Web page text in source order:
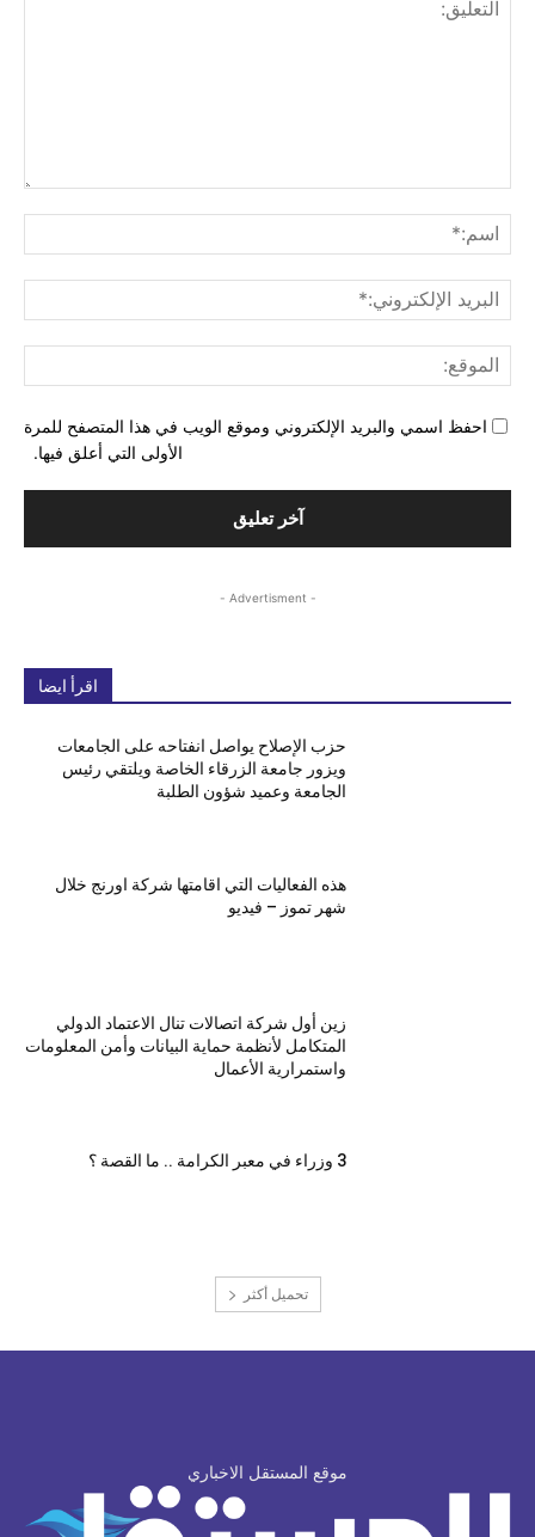
احفظ اسمي والبريد الإلكتروني وموقع الويب في هذا المتصفح للمرة
الأولى التي أعلق فيها.
- Advertisment -
اقرأ ايضا
حزب الإصلاح يواصل انفتاحه على الجامعات
ويزور جامعة الزرقاء الخاصة ويلتقي رئيس
الجامعة وعميد شؤون الطلبة
هذه الفعاليات التي اقامتها شركة اورنج خلال
شهر تموز – فيديو
زين أول شركة اتصالات تنال الاعتماد الدولي
المتكامل لأنظمة حماية البيانات وأمن المعلومات
واستمرارية الأعمال
3 وزراء في معبر الكرامة .. ما القصة ؟
تحميل أكثر
موقع المستقل الاخباري